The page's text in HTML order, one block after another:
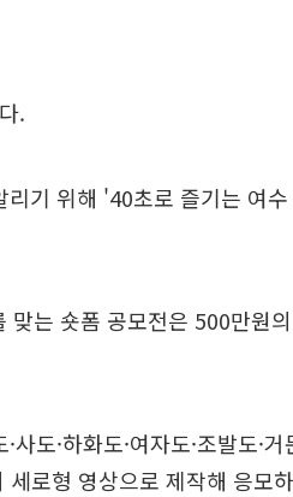
.
기 위해 '40초로 즐기는 여
맞는 숏폼 공모전은 500만원
사도·하화도·여자도·조발도·
로형 영상으로 제작해 응모